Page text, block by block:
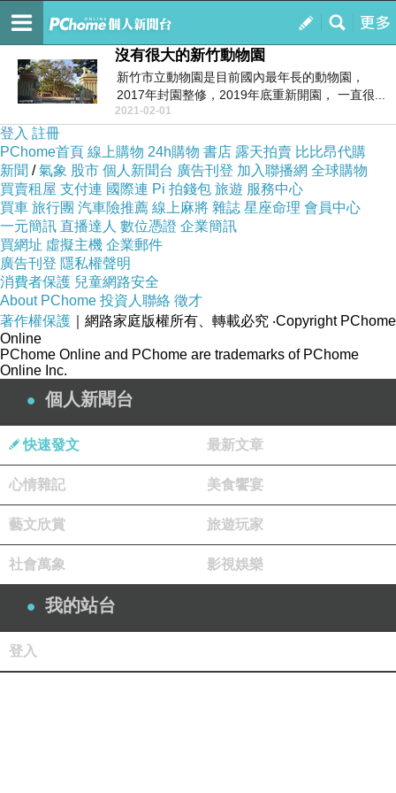
我的
訂閱
新綠風格 【二館】
沒有很大的新竹動物園
新竹市立動物園是目前國內最年長的動物園，
2017年封園整修，2019年底重新開園， 一直很...
2021-02-01
登入 註冊
PChome首頁 線上購物 24h購物 書店 露天拍賣 比比昂代購
新聞 /氣象 股市 個人新聞台 廣告刊登 加入聯播網 全球購物
買賣租屋 支付連 國際連 Pi 拍錢包 旅遊 服務中心
買車 旅行團 汽車險推薦 線上麻將 雜誌 星座命理 會員中心
一元簡訊 直播達人 數位憑證 企業簡訊
買網址 虛擬主機 企業郵件
廣告刊登 隱私權聲明
消費者保護 兒童網路安全
About PChome 投資人聯絡 徵才
著作權保護 ｜網路家庭版權所有、轉載必究 ‧Copyright PChome
Online
PChome Online and PChome are trademarks of PChome
Online Inc.
個人新聞台
快速發文 最新文章
心情雜記 美食饗宴
藝文欣賞 旅遊玩家
社會萬象 影視娛樂
我的站台
登入